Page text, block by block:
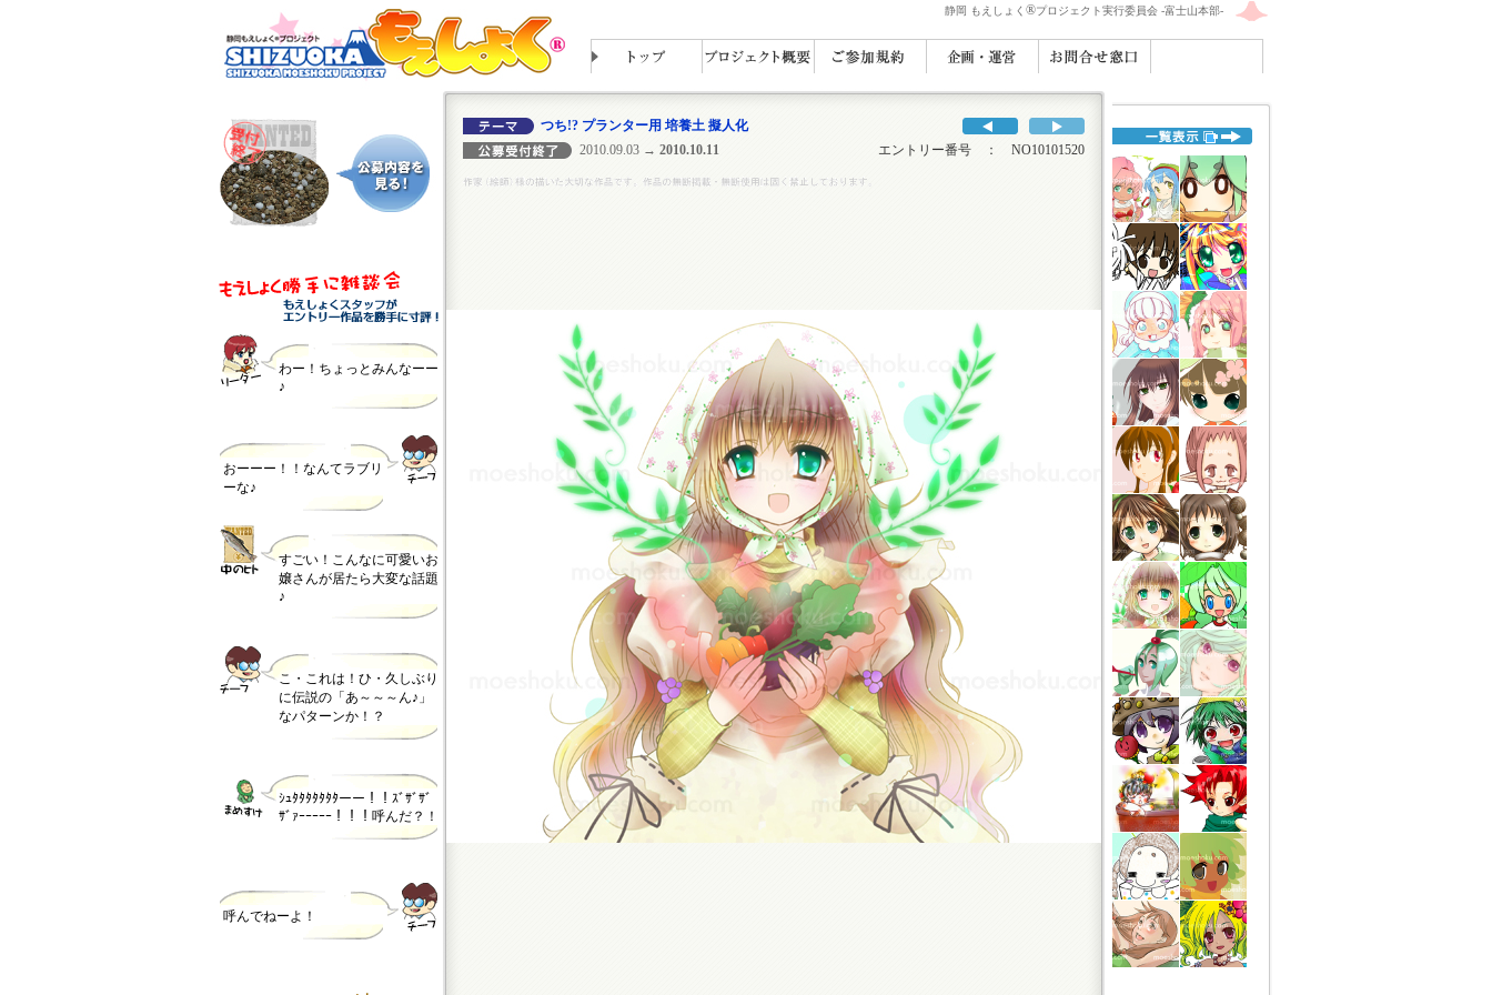
静岡 もえしょく ®プロジェクト実行委員会 -富士山本部-
わー！ちょっとみんなーー
♪
おーーー！！なんてラブリ
ーな♪
すごい！こんなに可愛いお
嬢さんが居たら大変な話題
♪
こ・これは！ひ・久しぶり
に伝説の「あ～～～ん♪」
なパターンか！？
ｼｭﾀﾀﾀﾀﾀﾀﾀーー！！ｽﾞｻﾞｻﾞ
ｻﾞｧｰｰｰｰｰ！！！呼んだ？！
呼んでねーよ！
つち!? プランター用 培養土 擬人化
2010.09.03 → 2010.10.11 エントリー番号 ： NO10101520